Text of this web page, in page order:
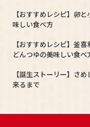
【おすすめレシピ】卵
味しい食べ方
【おすすめレシピ】釜
どんつゆの美味しい食べ
【誕生ストーリー】さ
来るまで